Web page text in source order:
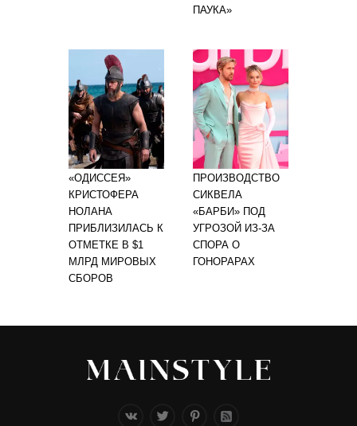
ПАУКА»
«ОДИССЕЯ»
КРИСТОФЕРА
НОЛАНА
ПРИБЛИЗИЛАСЬ К
ОТМЕТКЕ В $1
МЛРД МИРОВЫХ
СБОРОВ
ПРОИЗВОДСТВО
СИКВЕЛА
«БАРБИ» ПОД
УГРОЗОЙ ИЗ-ЗА
СПОРА О
ГОНОРАРАХ